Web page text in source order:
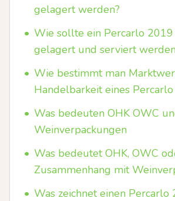
gelagert werden?
• Wie sollte ein Percarlo
gelagert und serviert
• Wie bestimmt man
Handelbarkeit eines
• Was bedeuten OHK OWC
Weinverpackungen
• Was bedeutet OHK, OWC
Zusammenhang mit
• Was zeichnet einen Percarlo